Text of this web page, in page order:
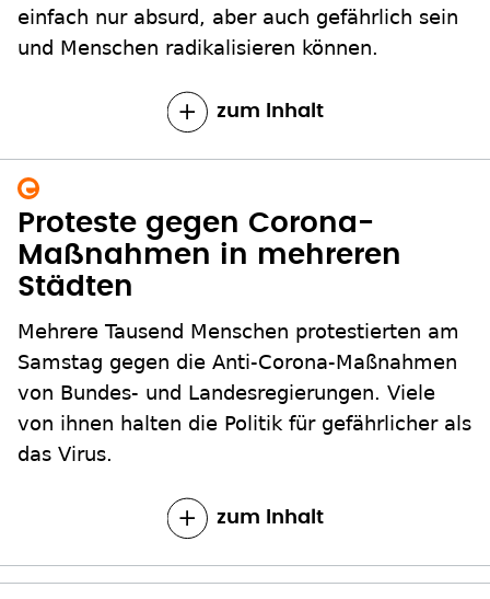
einfach nur absurd, aber auch gefährlich sein
und Menschen radikalisieren können.
zum Inhalt
Proteste gegen Corona-
Maßnahmen in mehreren
Städten
Mehrere Tausend Menschen protestierten am
Samstag gegen die Anti-Corona-Maßnahmen
von Bundes- und Landesregierungen. Viele
von ihnen halten die Politik für gefährlicher als
das Virus.
zum Inhalt